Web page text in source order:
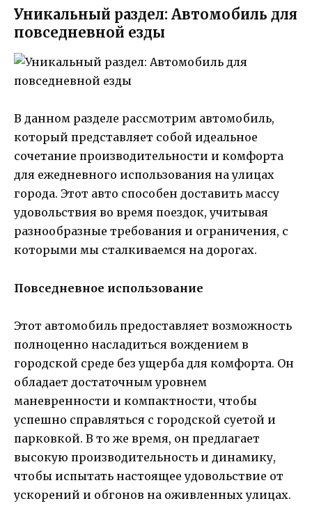
Уникальный раздел: Автомобиль для
повседневной езды
В данном разделе рассмотрим автомобиль,
который представляет собой идеальное
сочетание производительности и комфорта
для ежедневного использования на улицах
города. Этот авто способен доставить массу
удовольствия во время поездок, учитывая
разнообразные требования и ограничения, с
которыми мы сталкиваемся на дорогах.
Повседневное использование
Этот автомобиль предоставляет возможность
полноценно насладиться вождением в
городской среде без ущерба для комфорта. Он
обладает достаточным уровнем
маневренности и компактности, чтобы
успешно справляться с городской суетой и
парковкой. В то же время, он предлагает
высокую производительность и динамику,
чтобы испытать настоящее удовольствие от
ускорений и обгонов на оживленных улицах.